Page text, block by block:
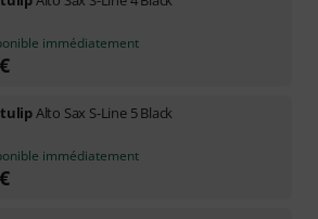
immédiatement
€
Alto Sax S-Line 5 Black
immédiatement
€